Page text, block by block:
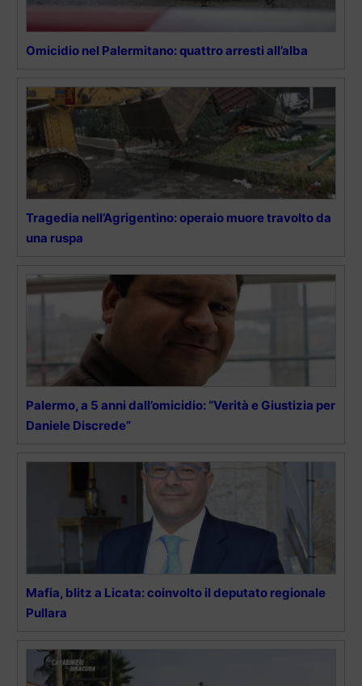
Omicidio nel Palermitano: quattro arresti all’alba
Tragedia nell’Agrigentino: operaio muore travolto da
una ruspa
Palermo, a 5 anni dall’omicidio: “Verità e Giustizia per
Daniele Discrede”
Mafia, blitz a Licata: coinvolto il deputato regionale
Pullara